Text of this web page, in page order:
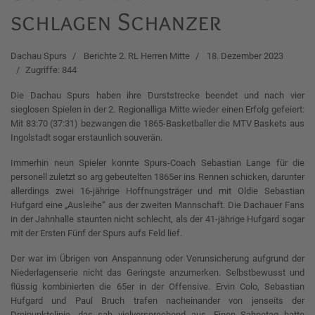
schlagen Schanzer
Dachau Spurs Berichte 2. RL Herren Mitte
18. Dezember 2023
Zugriffe: 844
Die Dachau Spurs haben ihre Durststrecke beendet und nach vier
sieglosen Spielen in der 2. Regionalliga Mitte wieder einen Erfolg gefeiert:
Mit 83:70 (37:31) bezwangen die 1865-Basketballer die MTV Baskets aus
Ingolstadt sogar erstaunlich souverän.
Immerhin neun Spieler konnte Spurs-Coach Sebastian Lange für die
personell zuletzt so arg gebeutelten 1865er ins Rennen schicken, darunter
allerdings zwei 16-jährige Hoffnungsträger und mit Oldie Sebastian
Hufgard eine „Ausleihe“ aus der zweiten Mannschaft. Die Dachauer Fans
in der Jahnhalle staunten nicht schlecht, als der 41-jährige Hufgard sogar
mit der Ersten Fünf der Spurs aufs Feld lief.
Der war im Übrigen von Anspannung oder Verunsicherung aufgrund der
Niederlagenserie nicht das Geringste anzumerken. Selbstbewusst und
flüssig kombinierten die 65er in der Offensive. Ervin Colo, Sebastian
Hufgard und Paul Bruch trafen nacheinander von jenseits der